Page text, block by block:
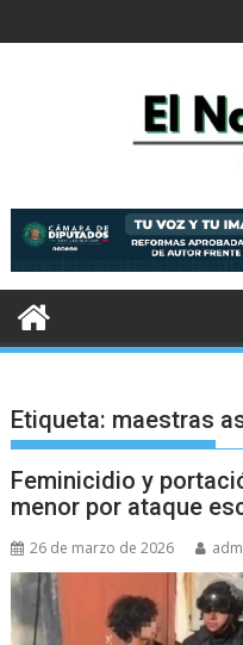
al
Etiqueta: maestras
Feminicidio y
menor por ataque
26 de marzo de 2026